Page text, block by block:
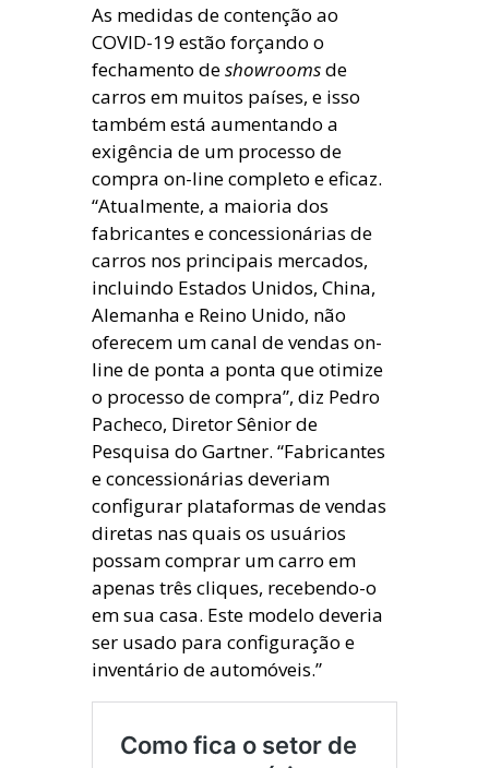
As medidas de contenção ao
COVID-19 estão forçando o
fechamento deshowroomsde
carros em muitos países, e isso
também está aumentando a
exigência de um processo de
compra on-line completo e eficaz.
“Atualmente, a maioria dos
fabricantes e concessionárias de
carros nos principais mercados,
incluindo Estados Unidos, China,
Alemanha e Reino Unido, não
oferecem um canal de vendas on-
line de ponta a ponta que otimize
o processo de compra”, diz Pedro
Pacheco, Diretor Sênior de
Pesquisa do Gartner. “Fabricantes
e concessionárias deveriam
configurar plataformas de vendas
diretas nas quais os usuários
possam comprar um carro em
apenas três cliques, recebendo-o
em sua casa. Este modelo deveria
ser usado para configuração e
inventário de automóveis.”